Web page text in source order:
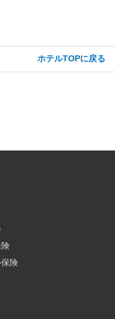
ホテルTOPに戻る
険